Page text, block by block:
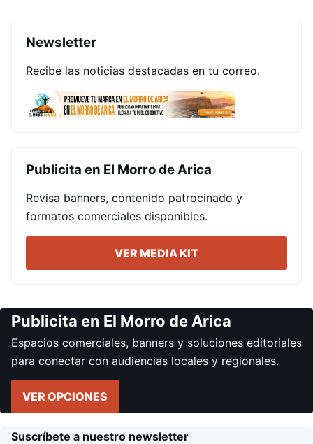
Newsletter
Recibe las noticias destacadas en tu correo.
Publicita en El Morro de Arica
Revisa banners, contenido patrocinado y
formatos comerciales disponibles.
VER MEDIA KIT
Publicita en El Morro de Arica
Espacios comerciales, banners y soluciones editoriales
para conectar con audiencias locales y regionales.
VER OPCIONES
Suscríbete a nuestro newsletter